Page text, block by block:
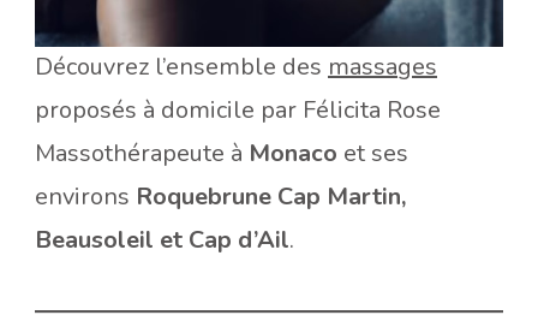
Découvrez l’ensemble des massages
proposés à domicile par Félicita Rose
Massothérapeute à Monaco et ses
environs Roquebrune Cap Martin,
Beausoleil et Cap d’Ail.